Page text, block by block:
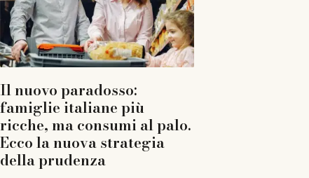
Il nuovo paradosso:
famiglie italiane più
ricche, ma consumi al palo.
Ecco la nuova strategia
della prudenza